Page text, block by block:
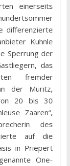
einerseits
differenzierte
Kuhnle
Sperrung der
das
fremder
der Müritz,
20 bis 30
Zaaren“,
des
auf die
in Priepert
One-